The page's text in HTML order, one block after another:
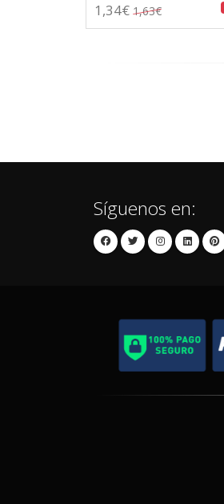
1,34€ 1,63€
Síguenos en: